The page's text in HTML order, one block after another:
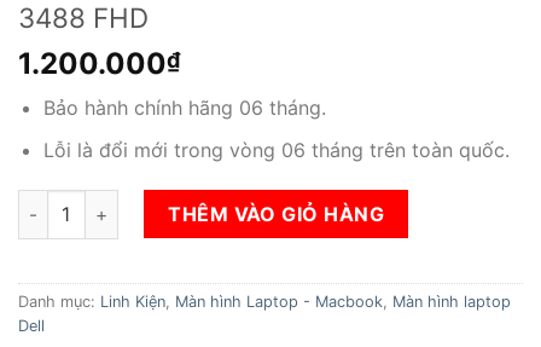
3488 FHD
1.200.000₫
Bảo hành chính hãng 06 tháng.
Lỗi là đổi mới trong vòng 06 tháng trên toàn quốc.
Thay màn hình Laptop Dell Inspiron 3488 FHD số lượng
THÊM VÀO GIỎ HÀNG
Danh mục: Linh Kiện, Màn hình Laptop - Macbook, Màn hình laptop
Dell